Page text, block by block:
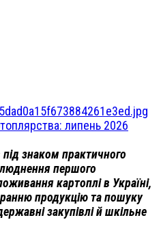
липень 2026
знаком практичного
першого
картоплі в Україні,
продукцію та пошуку
закупівлі й шкільне